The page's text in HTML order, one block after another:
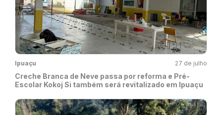
Ipuaçu 27 de julho
Creche Branca de Neve passa por reforma e Pré-
Escolar Kokoj Si também será revitalizado em Ipuaçu